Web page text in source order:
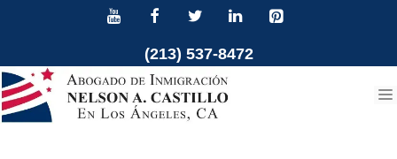
contenido
(213) 537-8472